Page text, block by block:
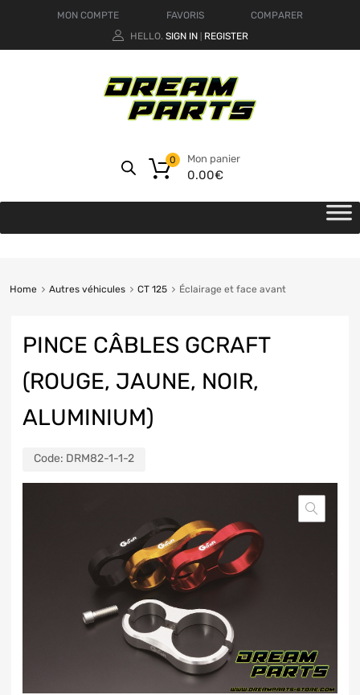
MON COMPTE FAVORIS
COMPARER
HELLO. SIGN IN REGISTER
Mon panier
0.00€
0
Home Autres véhicules CT 125 Éclairage et face avant
PINCE CÂBLES GCRAFT
(ROUGE, JAUNE, NOIR,
ALUMINIUM)
Code: DRM82-1-1-2